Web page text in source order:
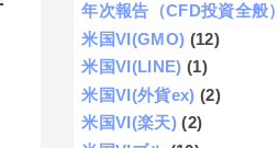
年次報告（CFD投資全般）
米国VI(GMO) (12)
米国VI(LINE) (1)
米国VI(外貨ex) (2)
米国VI(楽天) (2)